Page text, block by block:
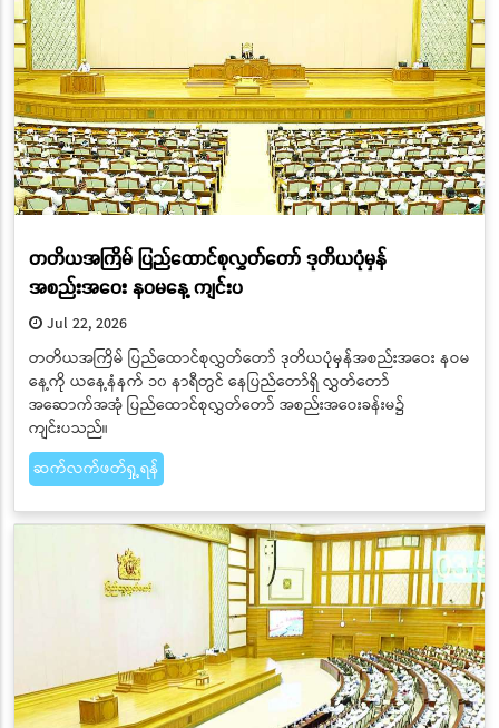
တတိယအကြိမ် ပြည်ထောင်စုလွှတ်တော် ဒုတိယပုံမှန်
အစည်းအဝေး နဝမနေ့ ကျင်းပ
Jul 22, 2026
တတိယအကြိမ် ပြည်ထောင်စုလွှတ်တော် ဒုတိယပုံမှန်အစည်းအဝေး နဝမ
နေ့ကို ယနေ့နံနက် ၁၀ နာရီတွင် နေပြည်တော်ရှိ လွှတ်တော်
အဆောက်အအုံ ပြည်ထောင်စုလွှတ်တော် အစည်းအဝေးခန်းမ၌
ကျင်းပသည်။
ဆက်လက်ဖတ်ရှု့ရန်